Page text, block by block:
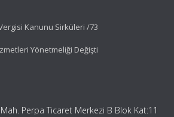
Kanunu Sirküleri /73
Yönetmeliği Değişti
Mah. Perpa Ticaret Merkezi B Blok Kat:11